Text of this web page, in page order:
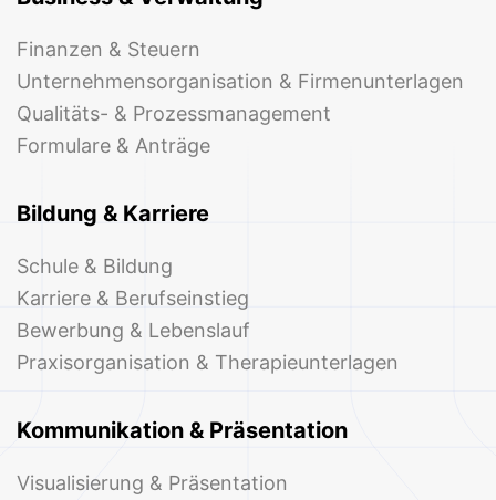
Finanzen & Steuern
Unternehmensorganisation & Firmenunterlagen
Qualitäts- & Prozessmanagement
Formulare & Anträge
Bildung & Karriere
Schule & Bildung
Karriere & Berufseinstieg
Bewerbung & Lebenslauf
Praxisorganisation & Therapieunterlagen
Kommunikation & Präsentation
Visualisierung & Präsentation